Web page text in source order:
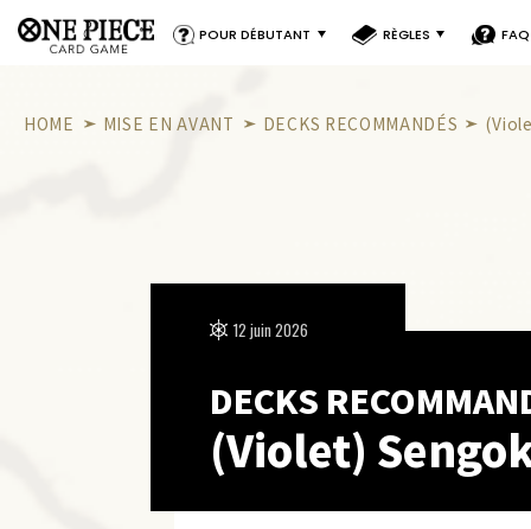
POUR DÉBUTANT RÈGLES FAQ
HOME MISE EN AVANT DECKS RECOMMANDÉS
DECKS
(Violet)
12 juin 2026